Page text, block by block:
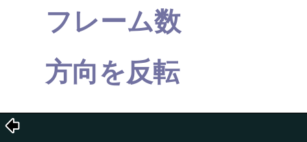
フレーム数
方向を反転